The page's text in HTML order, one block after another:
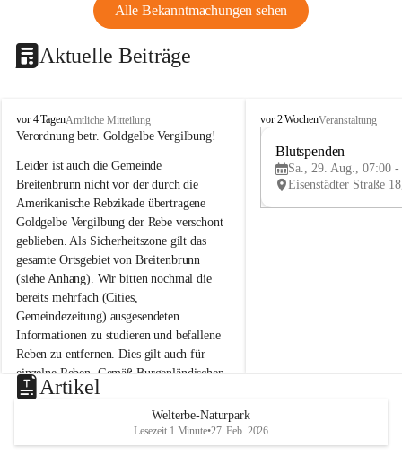
Alle Bekanntmachungen sehen
Aktuelle Beiträge
B
r
i
t
e
n
b
r
u
n
n
a
m
N
e
u
s
d
vor 4 TagenAmtliche Mitteilung
Verordnung betr. Goldgelbe Vergilbung!
Leider ist auch die Gemeinde
Breitenbrunn nicht vor der durch die
Amerikanische Rebzikade übertragene
Goldgelbe Vergilbung der Rebe verschont
geblieben. Als Sicherheitszone gilt das
gesamte Ortsgebiet von Breitenbrunn
(siehe Anhang). Wir bitten nochmal die
bereits mehrfach (Cities,
Gemeindezeitung) ausgesendeten
Informationen zu studieren und befallene
Reben zu entfernen. Dies gilt auch für
einzelne Reben. Gemäß Burgenländischen
Weinbaugesetz sind nicht gepflegte oder
unzulässige Weingärten zu roden! Bitte
helfen wir zusammen um unsere Winzer
vor den prognostizierten Ernteausfällen
B
e
u
e
d
vor 2 WochenVeranstaltung
Blutspenden
Sa., 29. Aug., 07:00 -
Artikel
Welterbe-Naturpark
Lesezeit 1 Minute•27. Feb. 2026